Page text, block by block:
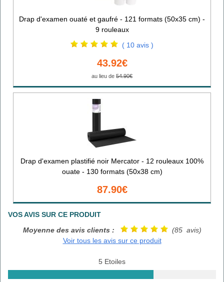
Drap d'examen ouaté et gaufré - 121 formats (50x35 cm) -
9 rouleaux
( 10 avis )
43.92€
au lieu de 54.90€
Drap d'examen plastifié noir Mercator - 12 rouleaux 100%
ouate - 130 formats (50x38 cm)
87.90€
VOS AVIS SUR CE PRODUIT
Moyenne des avis clients :
(85 avis)
Voir tous les avis sur ce produit
5 Etoiles